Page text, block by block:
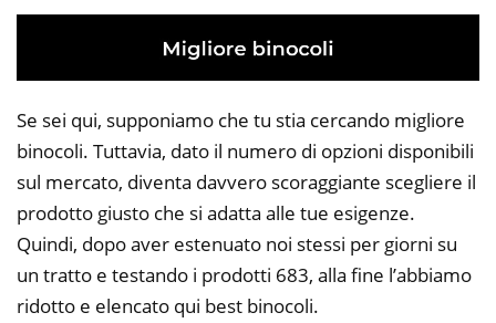
Se sei qui, supponiamo che tu stia cercando migliore
binocoli. Tuttavia, dato il numero di opzioni disponibili
sul mercato, diventa davvero scoraggiante scegliere il
prodotto giusto che si adatta alle tue esigenze.
Quindi, dopo aver estenuato noi stessi per giorni su
un tratto e testando i prodotti 683, alla fine l’abbiamo
ridotto e elencato qui best binocoli.